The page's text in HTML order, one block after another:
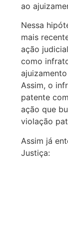
ao
Nessa
mais
ação
como
Assim, o
patente
ação que
violação
Assim já
Justiça: